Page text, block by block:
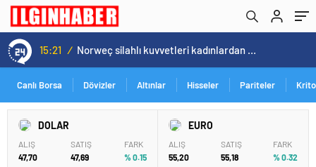
15:21 / Norweç silahlı kuvvetleri kadınlardan oluşan özel kuvvetler eğitimlerini başlattı.
Canlı Borsa Dövizler Altınlar Hisseler Pariteler
DOLAR
ALIŞ
47,70
SATIŞ
47,69
FARK
% 0.15
EURO
ALIŞ
55,20
SATIŞ
55,18
FARK
% 0.32